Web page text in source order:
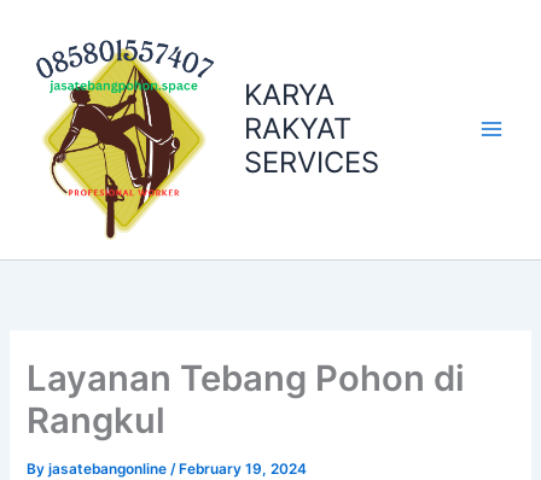
content
KARYA
RAKYAT
SERVICES
Layanan Tebang Pohon di
Rangkul
Byjasatebangonline/ February 19, 2024